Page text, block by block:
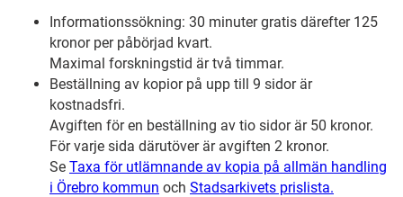
Informationssökning: 30 minuter gratis därefter 125
kronor per påbörjad kvart.
Maximal forskningstid är två timmar.
Beställning av kopior på upp till 9 sidor är
kostnadsfri.
Avgiften för en beställning av tio sidor är 50 kronor.
För varje sida därutöver är avgiften 2 kronor.
Se Taxa för utlämnande av kopia på allmän handling
i Örebro kommun och Stadsarkivets prislista.